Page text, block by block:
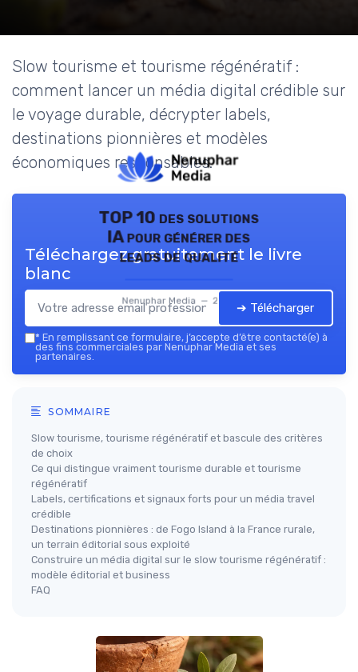
Slow tourisme et tourisme régénératif :
comment lancer un média digital crédible sur
le voyage durable, décrypter labels,
destinations pionnières et modèles
économiques responsables.
TOP 10 des solutions
IA pour générer des
leads de qualité
Nenuphar Media — 2026
Téléchargez gratuitement le livre
blanc
➔ Télécharger
* En remplissant ce formulaire, j’accepte d’être contacté(e) à
des fins commerciales par Nenuphar Media et ses
partenaires.
SOMMAIRE
Slow tourisme, tourisme régénératif et bascule des critères
de choix
Ce qui distingue vraiment tourisme durable et tourisme
régénératif
Labels, certifications et signaux forts pour un média travel
crédible
Destinations pionnières : de Fogo Island à la France rurale,
un terrain éditorial sous exploité
Construire un média digital sur le slow tourisme régénératif :
modèle éditorial et business
FAQ